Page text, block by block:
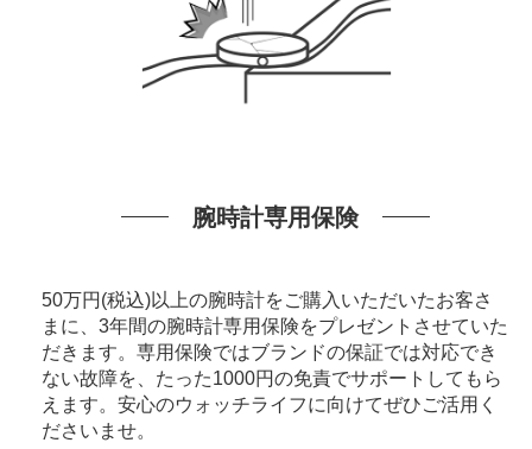
腕時計専用保険
50万円(税込)以上の腕時計をご購入いただいたお客さ
まに、3年間の腕時計専用保険をプレゼントさせていた
だきます。専用保険ではブランドの保証では対応でき
ない故障を、たった1000円の免責でサポートしてもら
えます。安心のウォッチライフに向けてぜひご活用く
ださいませ。